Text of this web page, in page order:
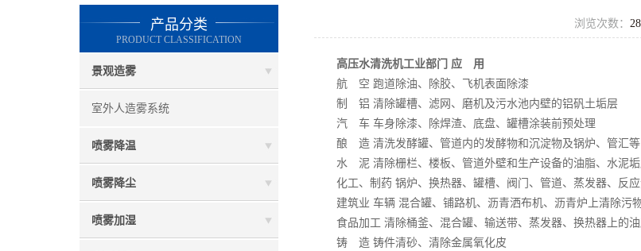
产品分类
PRODUCT CLASSIFICATION
景观造雾
室外人造雾系统
喷雾降温
喷雾降尘
喷雾加湿
浏览次数：
高压水清洗机工业部门 应 用
航 空 跑道除油、除胶、飞机表面除漆
制 铝 清除罐槽、滤网、磨机及污水池内壁的铝矾土垢层
汽 车 车身除漆、除焊渣、底盘、罐槽涂装前预处理
酿 造 清洗发酵罐、管道内的发酵物和沉淀物及锅炉、管汇等
水 泥 清除栅栏、楼板、管道外壁和生产设备的油脂、水泥垢
化工、制药 锅炉、换热器、罐槽、阀门、管道、蒸发器、反应
建筑业 车辆 混合罐、铺路机、沥青洒布机、沥青炉上清除污
食品加工 清除桶釜、混合罐、输送带、蒸发器、换热器上的油
铸 造 铸件清砂、清除金属氧化皮